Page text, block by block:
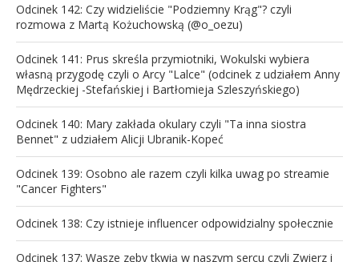
Odcinek 142: Czy widzieliście "Podziemny Krąg"? czyli
rozmowa z Martą Kożuchowską (@o_oezu)
Odcinek 141: Prus skreśla przymiotniki, Wokulski wybiera
własną przygodę czyli o Arcy "Lalce" (odcinek z udziałem Anny
Mędrzeckiej -Stefańskiej i Bartłomieja Szleszyńskiego)
Odcinek 140: Mary zakłada okulary czyli "Ta inna siostra
Bennet" z udziałem Alicji Ubranik-Kopeć
Odcinek 139: Osobno ale razem czyli kilka uwag po streamie
"Cancer Fighters"
Odcinek 138: Czy istnieje influencer odpowidzialny społecznie
Odcinek 137: Wasze zęby tkwią w naszym sercu czyli Zwierz i